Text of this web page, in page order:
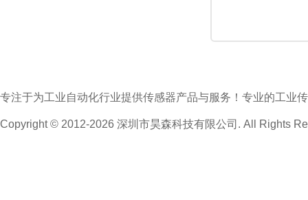
专注于为工业自动化行业提供传感器产品与服务！专业的工业
Copyright © 2012-2026 深圳市昊森科技有限公司. All Rights